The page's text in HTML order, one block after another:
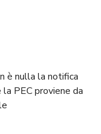
è nulla la notifica
PEC proviene da